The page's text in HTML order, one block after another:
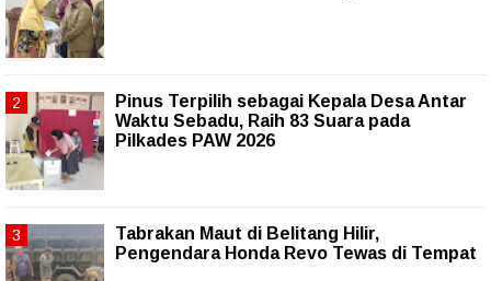
Pinus Terpilih sebagai Kepala Desa Antar
Waktu Sebadu, Raih 83 Suara pada
Pilkades PAW 2026
Tabrakan Maut di Belitang Hilir,
Pengendara Honda Revo Tewas di Tempat